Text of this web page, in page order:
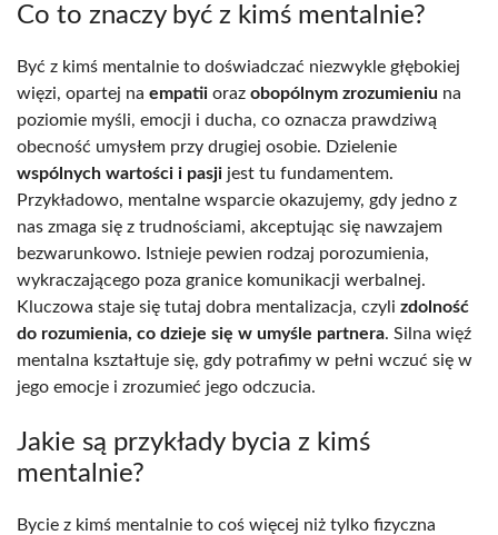
Co to znaczy być z kimś mentalnie?
Być z kimś mentalnie to doświadczać niezwykle głębokiej
więzi, opartej na empatii oraz obopólnym zrozumieniu na
poziomie myśli, emocji i ducha, co oznacza prawdziwą
obecność umysłem przy drugiej osobie. Dzielenie
wspólnych wartości i pasji jest tu fundamentem.
Przykładowo, mentalne wsparcie okazujemy, gdy jedno z
nas zmaga się z trudnościami, akceptując się nawzajem
bezwarunkowo. Istnieje pewien rodzaj porozumienia,
wykraczającego poza granice komunikacji werbalnej.
Kluczowa staje się tutaj dobra mentalizacja, czyli zdolność
do rozumienia, co dzieje się w umyśle partnera. Silna więź
mentalna kształtuje się, gdy potrafimy w pełni wczuć się w
jego emocje i zrozumieć jego odczucia.
Jakie są przykłady bycia z kimś
mentalnie?
Bycie z kimś mentalnie to coś więcej niż tylko fizyczna